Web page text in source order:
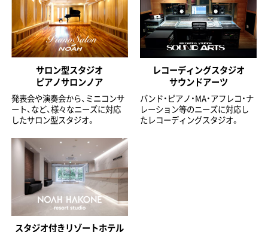
サロン型スタジオ
ピアノサロンノア
発表会や演奏会から、ミニコンサ
ート、など、様々なニーズに対応
したサロン型スタジオ。
レコーディングスタジオ
サウンドアーツ
バンド・ピアノ・MA・アフレコ・ナ
レーション等のニーズに対応し
たレコーディングスタジオ。
スタジオ付きリゾートホテル